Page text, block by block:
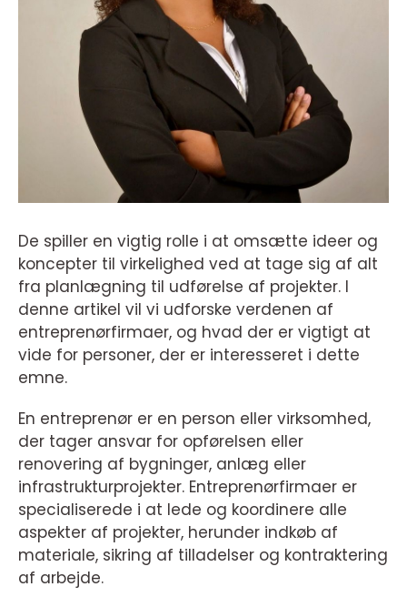
De spiller en vigtig rolle i at omsætte ideer og
koncepter til virkelighed ved at tage sig af alt
fra planlægning til udførelse af projekter. I
denne artikel vil vi udforske verdenen af
entreprenørfirmaer, og hvad der er vigtigt at
vide for personer, der er interesseret i dette
emne.
En entreprenør er en person eller virksomhed,
der tager ansvar for opførelsen eller
renovering af bygninger, anlæg eller
infrastrukturprojekter. Entreprenørfirmaer er
specialiserede i at lede og koordinere alle
aspekter af projekter, herunder indkøb af
materiale, sikring af tilladelser og kontraktering
af arbejde.